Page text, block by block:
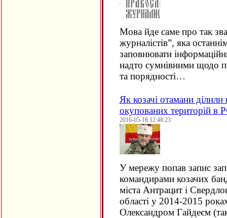
Мова йде саме про так
журналістів”, яка
заповнювати
надто сумнівними щодо
та порядності…
Як козачі отамани
окупованих територій в
2016-05-18 12:48:23
У мережу попав запис
командирами козачих
міста Антрацит і
області у 2014-2015
Олександром Гайдеєм